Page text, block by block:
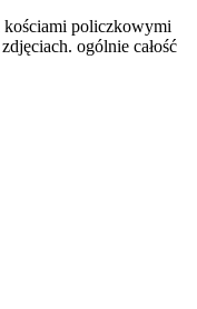
kościami policzkowymi
ogólnie całość